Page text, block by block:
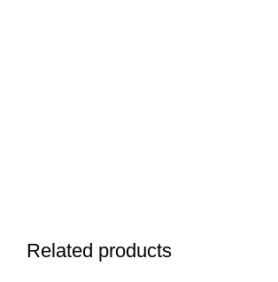
Related products